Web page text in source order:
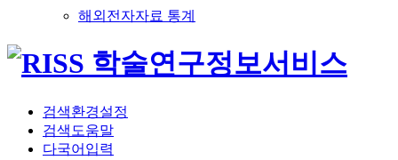
해외전자자료 통계
검색환경설정
검색도움말
다국어입력